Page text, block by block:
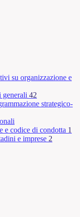
su organizzazione e
42
strategico-
e codice di condotta 1
e imprese 2